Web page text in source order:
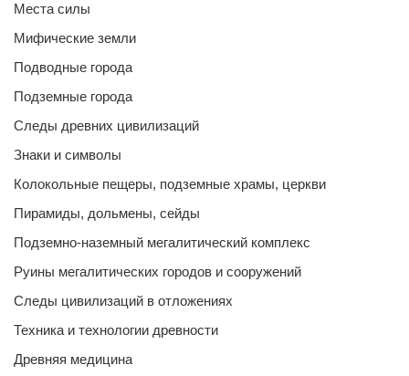
Места силы
Мифические земли
Подводные города
Подземные города
Следы древних цивилизаций
Знаки и символы
Колокольные пещеры, подземные храмы, церкви
Пирамиды, дольмены, сейды
Подземно-наземный мегалитический комплекс
Руины мегалитических городов и сооружений
Следы цивилизаций в отложениях
Техника и технологии древности
Древняя медицина